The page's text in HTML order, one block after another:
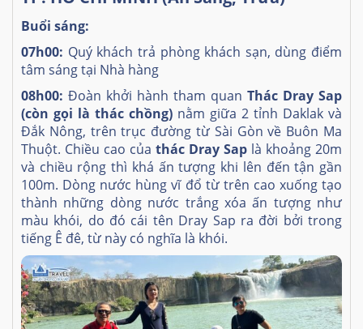
Buổi sáng:
07h00: Quý khách trả phòng khách sạn, dùng điểm
tâm sáng tại Nhà hàng
08h00: Đoàn khởi hành tham quan Thác Dray Sap
(còn gọi là thác chồng) nằm giữa 2 tỉnh Daklak và
Đắk Nông, trên trục đường từ Sài Gòn về Buôn Ma
Thuột. Chiều cao của thác Dray Sap là khoảng 20m
và chiều rộng thì khá ấn tượng khi lên đến tận gần
100m. Dòng nước hùng vĩ đổ từ trên cao xuống tạo
thành những dòng nước trắng xóa ấn tượng như
màu khói, do đó cái tên Dray Sap ra đời bởi trong
tiếng Ê đê, từ này có nghĩa là khói.